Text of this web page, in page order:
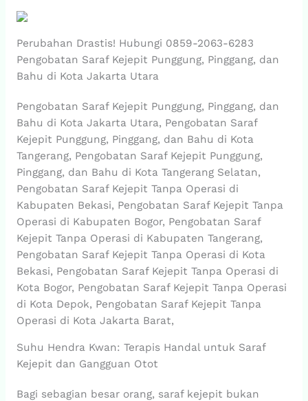
Perubahan Drastis! Hubungi 0859-2063-6283
Pengobatan Saraf Kejepit Punggung, Pinggang, dan
Bahu di Kota Jakarta Utara
Pengobatan Saraf Kejepit Punggung, Pinggang, dan
Bahu di Kota Jakarta Utara, Pengobatan Saraf
Kejepit Punggung, Pinggang, dan Bahu di Kota
Tangerang, Pengobatan Saraf Kejepit Punggung,
Pinggang, dan Bahu di Kota Tangerang Selatan,
Pengobatan Saraf Kejepit Tanpa Operasi di
Kabupaten Bekasi, Pengobatan Saraf Kejepit Tanpa
Operasi di Kabupaten Bogor, Pengobatan Saraf
Kejepit Tanpa Operasi di Kabupaten Tangerang,
Pengobatan Saraf Kejepit Tanpa Operasi di Kota
Bekasi, Pengobatan Saraf Kejepit Tanpa Operasi di
Kota Bogor, Pengobatan Saraf Kejepit Tanpa Operasi
di Kota Depok, Pengobatan Saraf Kejepit Tanpa
Operasi di Kota Jakarta Barat,
Suhu Hendra Kwan: Terapis Handal untuk Saraf
Kejepit dan Gangguan Otot
Bagi sebagian besar orang, saraf kejepit bukan